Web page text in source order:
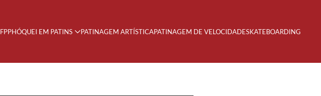
FPPHÓQUEI EM PATINS PATINAGEM ARTÍSTICAPATINAGEM DE VELOCIDADESKATEBOARDING